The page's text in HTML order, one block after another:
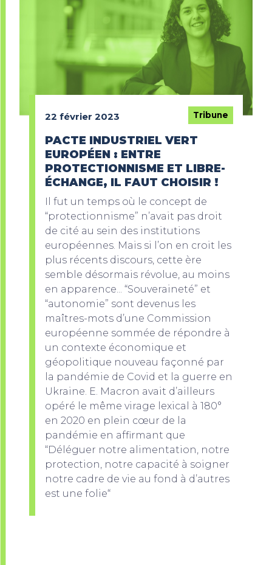
22 février 2023 Tribune
PACTE INDUSTRIEL VERT
EUROPÉEN : ENTRE
PROTECTIONNISME ET LIBRE-
ÉCHANGE, IL FAUT CHOISIR !
Il fut un temps où le concept de
“protectionnisme” n’avait pas droit
de cité au sein des institutions
européennes. Mais si l’on en croit les
plus récents discours, cette ère
semble désormais révolue, au moins
en apparence... “Souveraineté” et
“autonomie” sont devenus les
maîtres-mots d’une Commission
européenne sommée de répondre à
un contexte économique et
géopolitique nouveau façonné par
la pandémie de Covid et la guerre en
Ukraine. E. Macron avait d’ailleurs
opéré le même virage lexical à 180°
en 2020 en plein cœur de la
pandémie en affirmant que
“Déléguer notre alimentation, notre
protection, notre capacité à soigner
notre cadre de vie au fond à d’autres
est une folie“